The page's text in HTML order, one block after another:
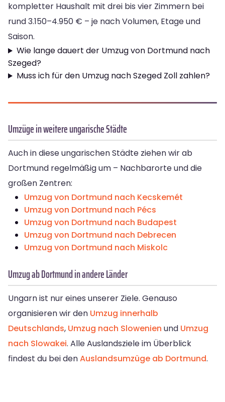
kompletter Haushalt mit drei bis vier Zimmern bei
rund 3.150–4.950 € – je nach Volumen, Etage und
Saison.
Wie lange dauert der Umzug von Dortmund nach
Szeged?
Muss ich für den Umzug nach Szeged Zoll zahlen?
Umzüge in weitere ungarische Städte
Auch in diese ungarischen Städte ziehen wir ab
Dortmund regelmäßig um – Nachbarorte und die
großen Zentren:
Umzug von Dortmund nach Kecskemét
Umzug von Dortmund nach Pécs
Umzug von Dortmund nach Budapest
Umzug von Dortmund nach Debrecen
Umzug von Dortmund nach Miskolc
Umzug ab Dortmund in andere Länder
Ungarn ist nur eines unserer Ziele. Genauso
organisieren wir den Umzug innerhalb
Deutschlands, Umzug nach Slowenien und Umzug
nach Slowakei. Alle Auslandsziele im Überblick
findest du bei denAuslandsumzüge ab Dortmund.